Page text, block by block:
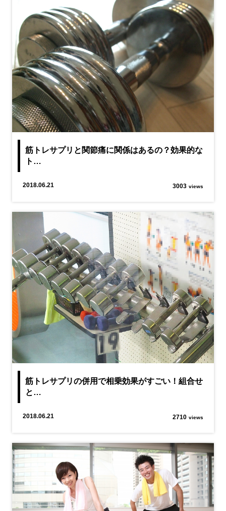
筋トレサプリと関節痛に関係はあるの？効果的な
ト…
2018.06.21 3003 views
筋トレサプリの併用で相乗効果がすごい！組合せ
と…
2018.06.21 2710 views